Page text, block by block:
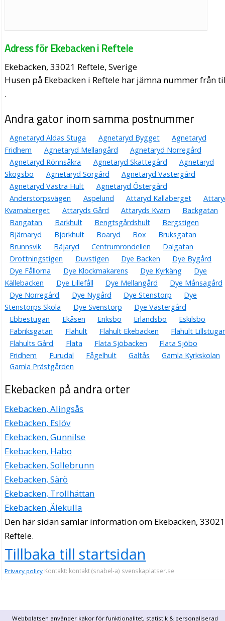
Webbplatsen använder kakor för funktionalitet, statistik & personaliserad
Adress för Ekebacken i Reftele
Ekebacken, 33021 Reftele, Sverige
Husen på Ekebacken i Reftele har jämna nummer från
.
Andra gator inom samma postnummer
Agnetaryd Aldas Stuga Agnetaryd Bygget
Agnetaryd
Fridhem
Agnetaryd Mellangård
Agnetaryd Norregård
Agnetaryd Rönnsåkra
Agnetaryd Skattegård
Agnetaryd
Skogsbo
Agnetaryd Sörgård
Agnetaryd Västergård
Agnetaryd Västra Hult
Agnetaryd Östergård
Anderstorpsvägen
Aspelund Attaryd Kallaberget
Kvarnaberget
Attaryds Gård Attaryds Kvarn
Backgatan
Bangatan
Barkhult Bengtsgårdshult
Bergstigen
Bjärnaryd
Björkhult Boaryd Box
Bruksgatan
Brunnsvik
Bäjaryd Centrumrondellen
Dalgatan
Drottningstigen
Duvstigen Dye Backen
Dye Bygård
Dye Fållorna
Dye Klockmakarens Dye Kyrkäng
Dye
Källebacken
Dye Lillefåll Dye Mellangård
Dye Månsagård
Dye Norregård
Dye Nygård Dye Stenstorp
Dye
Stenstorps Skola
Dye Svenstorp
Dye Västergård
Ebbestugan
Ekåsen Eriksbo Erlandsbo
Eskilsbo
Fabriksgatan
Flahult Flahult Ekebacken
Flahult
Flahults Gård
Flata Flata Sjöbacken
Flata Sjöbo
Fridhem
Furudal Fågelhult Galtås
Gamla Kyrkskolan
Gamla Prästgården
Ekebacken på andra orter
Ekebacken, Alingsås
Ekebacken, Eslöv
Ekebacken, Gunnilse
Ekebacken, Habo
Ekebacken, Sollebrunn
Ekebacken, Särö
Ekebacken, Trollhättan
Ekebacken, Älekulla
Den här sidan samlar information om Ekebacken,
Reftele.
Tillbaka till startsidan
Privacy policy Kontakt: kontakt (snabel-a) svenskaplatser.se